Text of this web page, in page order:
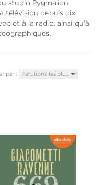
studio Pygmalion,
télévision depuis dix
et à la radio, ainsi qu'à
par : Parutions les plu…